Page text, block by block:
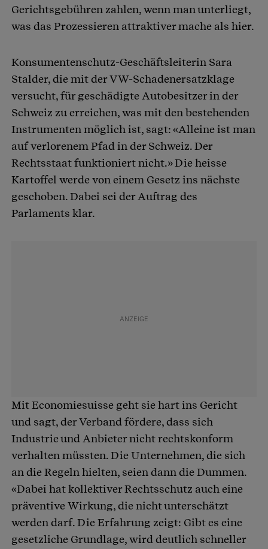
Gerichtsgebühren zahlen, wenn man unterliegt,
was das Prozessieren attraktiver mache als hier.
Konsumentenschutz-Geschäftsleiterin Sara
Stalder, die mit der VW-Schadenersatzklage
versucht, für geschädigte Autobesitzer in der
Schweiz zu erreichen, was mit den bestehenden
Instrumenten möglich ist, sagt: «Alleine ist man
auf verlorenem Pfad in der Schweiz. Der
Rechtsstaat funktioniert nicht.» Die heisse
Kartoffel werde von einem Gesetz ins nächste
geschoben. Dabei sei der Auftrag des
Parlaments klar.
Mit Economiesuisse geht sie hart ins Gericht
und sagt, der Verband fördere, dass sich
Industrie und Anbieter nicht rechtskonform
verhalten müssten. Die Unternehmen, die sich
an die Regeln hielten, seien dann die Dummen.
«Dabei hat kollektiver Rechtsschutz auch eine
präventive Wirkung, die nicht unterschätzt
werden darf. Die Erfahrung zeigt: Gibt es eine
gesetzliche Grundlage, wird deutlich schneller